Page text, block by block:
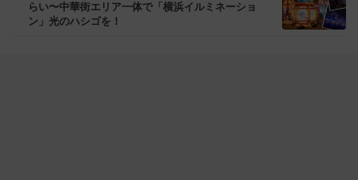
らい〜中華街エリア一体で「横浜イルミネーショ
ン」光のハシゴを！